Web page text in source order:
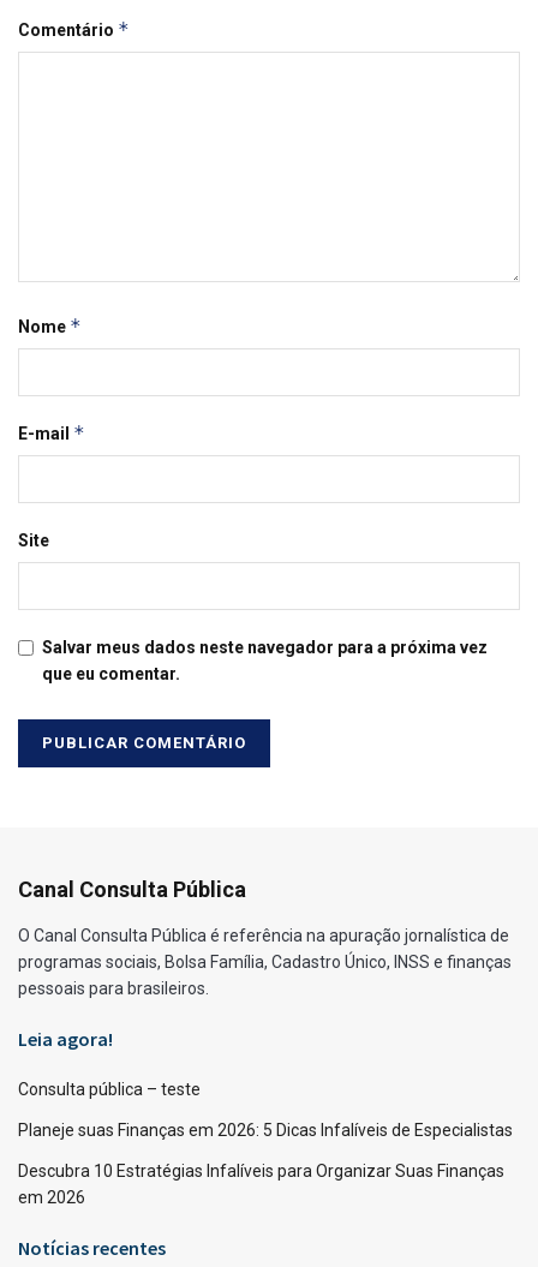
Comentário *
Nome *
E-mail *
Site
Salvar meus dados neste navegador para a próxima vez
que eu comentar.
Canal Consulta Pública
O Canal Consulta Pública é referência na apuração jornalística de
programas sociais, Bolsa Família, Cadastro Único, INSS e finanças
pessoais para brasileiros.
Leia agora!
Consulta pública – teste
Planeje suas Finanças em 2026: 5 Dicas Infalíveis de Especialistas
Descubra 10 Estratégias Infalíveis para Organizar Suas Finanças
em 2026
Notícias recentes